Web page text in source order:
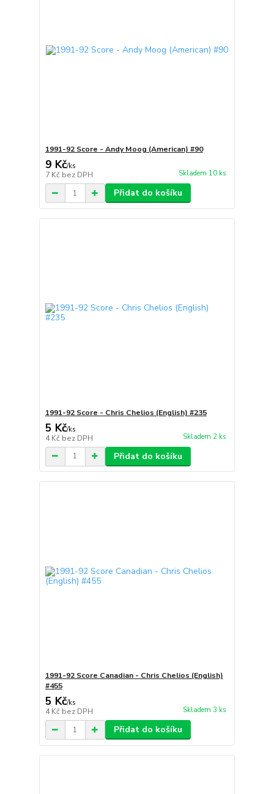
1991-92 Score - Andy Moog (American) #90
9 Kč/ks
7 Kč bez DPH Skladem 10 ks
Přidat do košíku
1991-92 Score - Chris Chelios (English) #235
5 Kč/ks
4 Kč bez DPH Skladem 2 ks
Přidat do košíku
1991-92 Score Canadian - Chris Chelios (English)
#455
5 Kč/ks
4 Kč bez DPH Skladem 3 ks
Přidat do košíku